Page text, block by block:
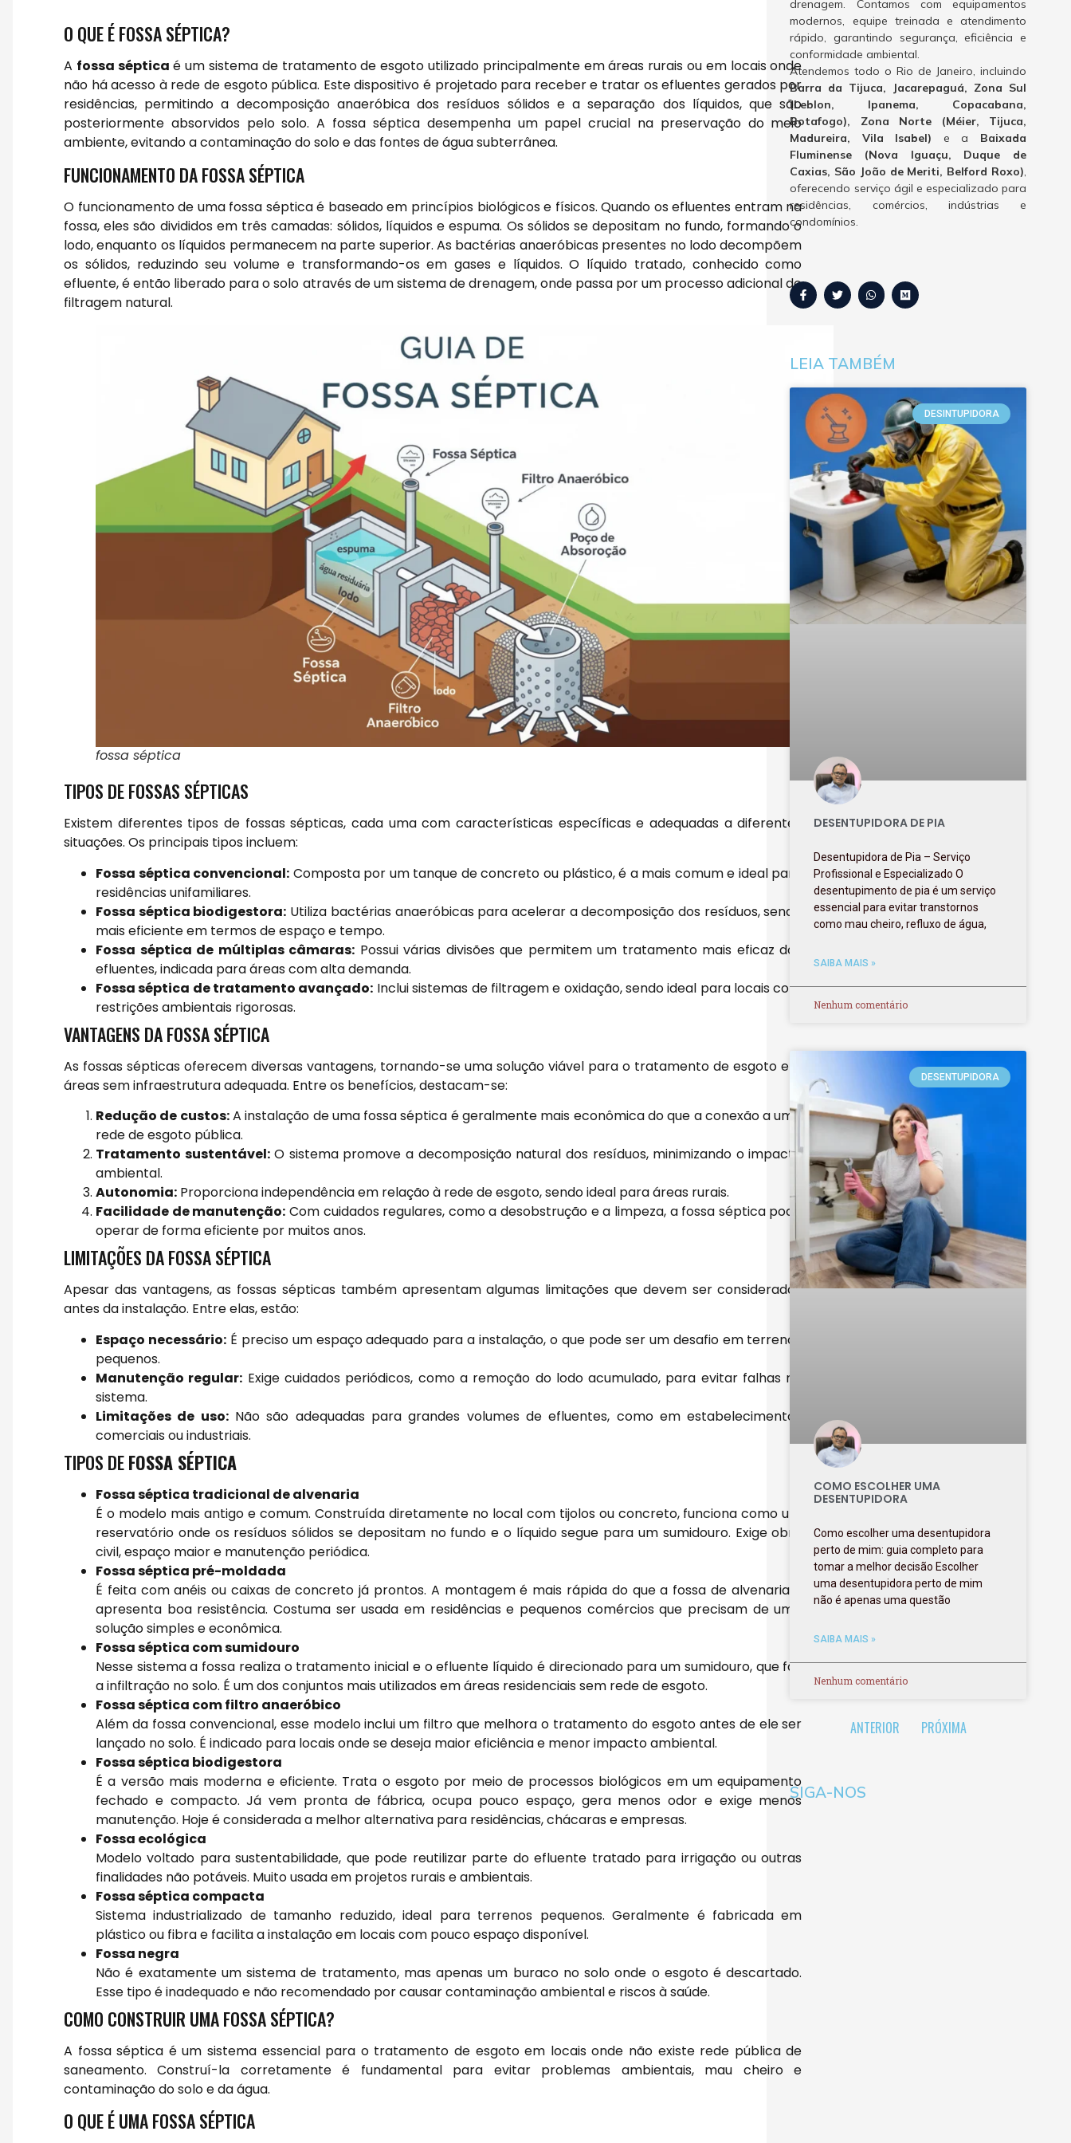
O QUE É FOSSA SÉPTICA?
A fossa séptica é um sistema de tratamento de esgoto utilizado principalmente em áreas rurais ou em locais onde
não há acesso à rede de esgoto pública. Este dispositivo é projetado para receber e tratar os efluentes gerados por
residências, permitindo a decomposição anaeróbica dos resíduos sólidos e a separação dos líquidos, que são
posteriormente absorvidos pelo solo. A fossa séptica desempenha um papel crucial na preservação do meio
ambiente, evitando a contaminação do solo e das fontes de água subterrânea.
FUNCIONAMENTO DA FOSSA SÉPTICA
O funcionamento de uma fossa séptica é baseado em princípios biológicos e físicos. Quando os efluentes entram na
fossa, eles são divididos em três camadas: sólidos, líquidos e espuma. Os sólidos se depositam no fundo, formando o
lodo, enquanto os líquidos permanecem na parte superior. As bactérias anaeróbicas presentes no lodo decompõem
os sólidos, reduzindo seu volume e transformando-os em gases e líquidos. O líquido tratado, conhecido como
efluente, é então liberado para o solo através de um sistema dedrenagem, onde passa por um processo adicional de
filtragem natural.
fossa séptica
TIPOS DE FOSSAS SÉPTICAS
Existem diferentes tipos de fossas sépticas, cada uma com características específicas e adequadas a diferentes
situações. Os principais tipos incluem:
Fossa séptica convencional: Composta por um tanque de concreto ou plástico, é a mais comum e ideal para
residências unifamiliares.
Fossa séptica biodigestora: Utiliza bactérias anaeróbicas para acelerar a decomposição dos resíduos, sendo
mais eficiente em termos de espaço e tempo.
Fossa séptica de múltiplas câmaras: Possui várias divisões que permitem um tratamento mais eficaz dos
efluentes, indicada para áreas com alta demanda.
Fossa séptica de tratamento avançado: Inclui sistemas de filtragem e oxidação, sendo ideal para locais com
restrições ambientais rigorosas.
VANTAGENS DA FOSSA SÉPTICA
As fossas sépticas oferecem diversas vantagens, tornando-se uma solução viável para o tratamento de esgoto em
áreas sem infraestrutura adequada. Entre os benefícios, destacam-se:
Redução de custos:A instalação de uma fossa séptica é geralmente mais econômica do que a conexão a uma
rede de esgoto pública.
Tratamento sustentável:O sistema promove a decomposição natural dos resíduos, minimizando o impacto
ambiental.
Autonomia: Proporciona independência em relação à rede de esgoto, sendo ideal para áreas rurais.
Facilidade de manutenção: Com cuidados regulares, como a desobstrução e a limpeza, a fossa séptica pode
operar de forma eficiente por muitos anos.
LIMITAÇÕES DA FOSSA SÉPTICA
Apesar das vantagens, as fossas sépticas também apresentam algumas limitações que devem ser consideradas
antes da instalação. Entre elas, estão:
Espaço necessário:É preciso um espaço adequado para a instalação, o que pode ser um desafio em terrenos
pequenos.
Manutenção regular: Exige cuidados periódicos, como a remoção do lodo acumulado, para evitar falhas no
sistema.
Limitações de uso:Não são adequadas para grandes volumes de efluentes, como em estabelecimentos
comerciais ou industriais.
TIPOS DEFOSSA SÉPTICA
Fossa séptica tradicional de alvenaria
É o modelo mais antigo e comum. Construída diretamente no local com tijolos ou concreto, funciona como um
reservatório onde os resíduos sólidos se depositam no fundo e o líquido segue para um sumidouro. Exige obra
civil, espaço maior e manutenção periódica.
Fossa séptica pré-moldada
É feita com anéis ou caixas de concreto já prontos. A montagem é mais rápida do que a fossa de alvenaria e
apresenta boa resistência. Costuma ser usada em residências e pequenos comércios que precisam de uma
solução simples e econômica.
Fossa séptica com sumidouro
Nesse sistema a fossa realiza o tratamento inicial e o efluente líquido é direcionado para um sumidouro, que faz
a infiltração no solo. É um dos conjuntos mais utilizados em áreas residenciais sem rede de esgoto.
Fossa séptica com filtro anaeróbico
Além da fossa convencional, esse modelo inclui um filtro que melhora o tratamento do esgoto antes de ele ser
lançado no solo. É indicado para locais onde se deseja maior eficiência e menor impacto ambiental.
Fossa séptica biodigestora
É a versão mais moderna e eficiente. Trata o esgoto por meio de processos biológicos em um equipamento
fechado e compacto. Já vem pronta de fábrica, ocupa pouco espaço, gera menos odor e exige menos
manutenção. Hoje é considerada a melhor alternativa para residências, chácaras e empresas.
Fossa ecológica
Modelo voltado para sustentabilidade, que pode reutilizar parte do efluente tratado para irrigação ou outras
finalidades não potáveis. Muito usada em projetos rurais e ambientais.
Fossa séptica compacta
Sistema industrializado de tamanho reduzido, ideal para terrenos pequenos. Geralmente é fabricada em
plástico ou fibra e facilita a instalação em locais com pouco espaço disponível.
Fossa negra
Não é exatamente um sistema de tratamento, mas apenas um buraco no solo onde o esgoto é descartado.
Esse tipo é inadequado e não recomendado por causar contaminação ambiental e riscos à saúde.
COMO CONSTRUIR UMA FOSSA SÉPTICA?
A fossa séptica é um sistema essencial para o tratamento de esgoto em locais onde não existe rede pública de
saneamento. Construí-la corretamente é fundamental para evitar problemas ambientais, mau cheiro e
contaminação do solo e da água.
O QUE É UMA FOSSA SÉPTICA
drenagem. Contamos com equipamentos
modernos, equipe treinada e atendimento
rápido, garantindo segurança, eficiência e
conformidade ambiental.
Atendemos todo o Rio de Janeiro, incluindo
Barra da Tijuca, Jacarepaguá, Zona Sul
(Leblon, Ipanema, Copacabana,
Botafogo), Zona Norte (Méier, Tijuca,
Madureira, Vila Isabel) e a Baixada
Fluminense (Nova Iguaçu, Duque de
Caxias, São João de Meriti, Belford Roxo),
oferecendo serviço ágil e especializado para
residências, comércios, indústrias e
condomínios.
LEIA TAMBÉM
DESINTUPIDORA
DESENTUPIDORA DE PIA
Desentupidora de Pia – Serviço
Profissional e Especializado O
desentupimento de pia é um serviço
essencial para evitar transtornos
como mau cheiro, refluxo de água,
SAIBA MAIS »
Nenhum comentário
DESENTUPIDORA
COMO ESCOLHER UMA
DESENTUPIDORA
Como escolher uma desentupidora
perto de mim: guia completo para
tomar a melhor decisão Escolher
uma desentupidora perto de mim
não é apenas uma questão
SAIBA MAIS »
Nenhum comentário
ANTERIOR PRÓXIMA
SIGA-NOS